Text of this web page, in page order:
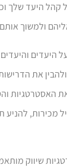
היעד שלך
ולמשוך אותם
היעדים
את הדרישות
האסטרטגיות
להניע
שיווק